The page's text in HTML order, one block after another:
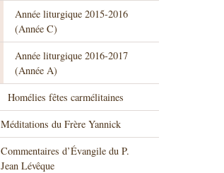
Année liturgique 2015-2016
(Année C)
Année liturgique 2016-2017
(Année A)
Homélies fêtes carmélitaines
Méditations du Frère Yannick
Commentaires d’Évangile du P.
Jean Lévêque